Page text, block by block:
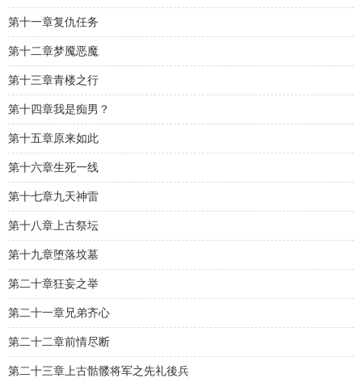
第十一章复仇任务
第十二章梦魇恶魔
第十三章青楼之行
第十四章我是痴男？
第十五章原来如此
第十六章生死一线
第十七章九天神雷
第十八章上古祭坛
第十九章堕落坟墓
第二十章狂妄之举
第二十一章兄弟齐心
第二十二章前情尽断
第二十三章上古骷髅将军之先礼後兵